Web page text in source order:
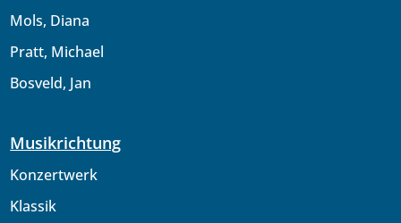
Mols, Diana
Pratt, Michael
Bosveld, Jan
Musikrichtung
Konzertwerk
Klassik